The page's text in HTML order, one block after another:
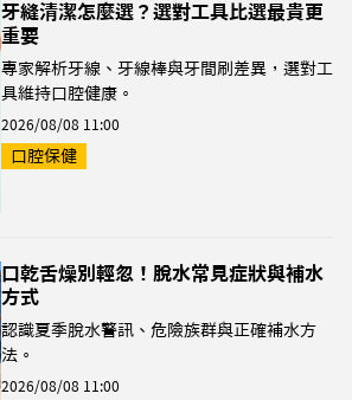
牙縫清潔怎麼選？選對工具比選最貴更
重要
專家解析牙線、牙線棒與牙間刷差異，選對工
具維持口腔健康。
2026/08/08 11:00
口腔保健
口乾舌燥別輕忽！脫水常見症狀與補水
方式
認識夏季脫水警訊、危險族群與正確補水方
法。
2026/08/08 11:00